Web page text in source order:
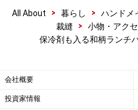
All About > 暮らし > ハンドメ
裁縫
> 小物・アク
保冷剤も入る和柄ランチ
会社概要
投資家情報